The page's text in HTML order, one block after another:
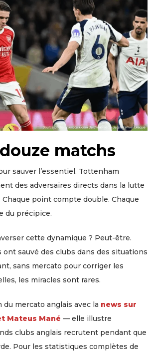
matchs
sauver l’essentiel. Tottenham
des adversaires directs dans la lutte
point compte double. Chaque
du précipice.
cette dynamique ? Peut-être.
ont sauvé des clubs dans des situations
sans mercato pour corriger les
les miracles sont rares.
du mercato anglais avec la news sur
Mateus Mané — elle illustre
clubs anglais recrutent pendant que
Pour les statistiques complètes de